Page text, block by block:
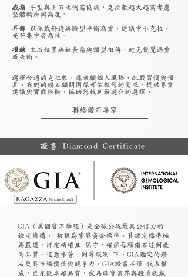
戒指 手型與主石比例需協調，克拉數越大越需考慮
整體輪廓與高度。
耳飾 以佩戴舒適與臉型平衡為重，建議中小克拉、
光芒集中者為佳。
項鍊 主石位置與鍊長需與頸型相稱，避免視覺過重
或失衡。
選擇合適的克拉數，應兼顧個人風格、配戴習慣與預
算。我們的鑽石顧問團隊可依據您的需求，提供專業
建議與實戴模擬，協助您找到最適合的選擇。
聯絡鑽石專家
證書 Diamond Certificate
GIA（美國寶石學院）是全球公認最具公信力的
鑑定機構， 被視為業界黃金標準。其鑑定標準極
為嚴謹，評定精確且 保守，確保每顆鑽石達到最
高品質。這意味著，同等級別 下，GIA鑑定的鑽
石更具市場價值與競爭力。GIA證書不僅 代表權
威，更象徵卓越品質，成為珠寶業界與投資收藏